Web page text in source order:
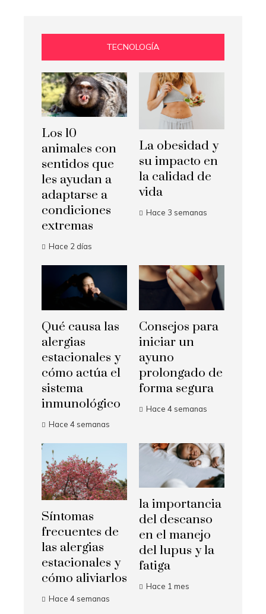
TECNOLOGÍA
Los 10
animales con
sentidos que
les ayudan a
adaptarse a
condiciones
extremas
Hace 2 días
La obesidad y
su impacto en
la calidad de
vida
Hace 3 semanas
Qué causa las
alergias
estacionales y
cómo actúa el
sistema
inmunológico
Hace 4 semanas
Consejos para
iniciar un
ayuno
prolongado de
forma segura
Hace 4 semanas
Síntomas
frecuentes de
las alergias
estacionales y
cómo aliviarlos
Hace 4 semanas
la importancia
del descanso
en el manejo
del lupus y la
fatiga
Hace 1 mes